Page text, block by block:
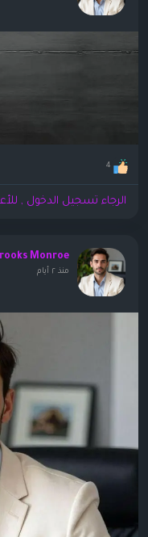
4
الرجاء تسجيل الدخول ,
Monroe
منذ ٢ أيام